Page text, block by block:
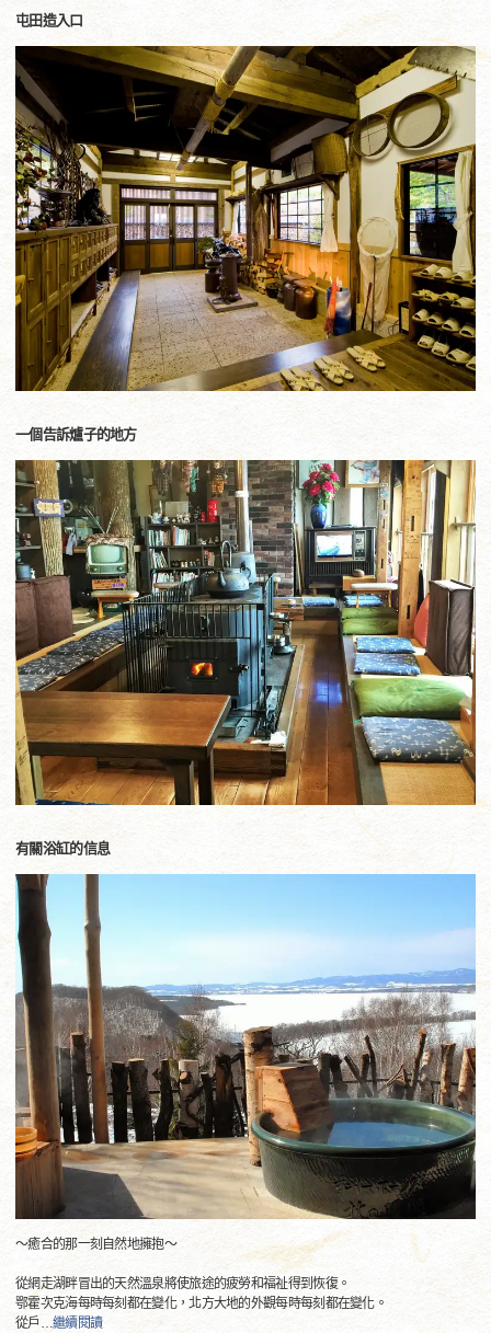
屯田造入口
一個告訴爐子的地方
有關浴缸的信息
〜癒合的那一刻自然地擁抱〜
從網走湖畔冒出的天然溫泉將使旅途的疲勞和福祉得到恢復。
鄂霍次克海每時每刻都在變化，北方大地的外觀每時每刻都在變化。
從戶 …繼續閱讀